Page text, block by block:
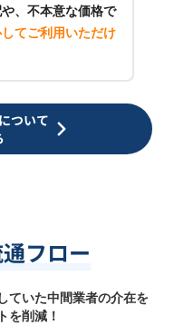
、不本意な価格で
てご利用いただけ
ついて
フロー
ていた中間業者の介在を
を削減！